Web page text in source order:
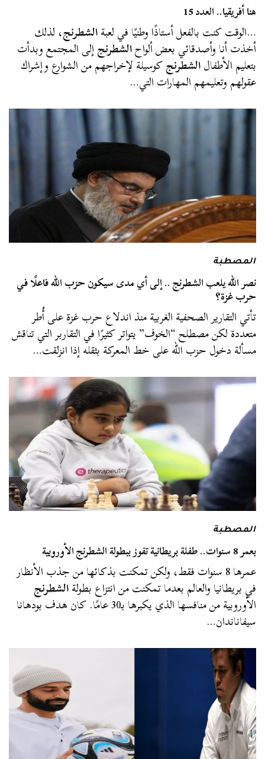
هنا أفريقيا.. العدد 15
…الوقت كنت بالفعل أستاذًا وطنيًا في لعبةالشطرنج، لذلك
أخذت أنا وأصدقائي بعض ألواحالشطرنجإلى المجتمع وبدأت
بتعليم الأطفالالشطرنجكوسيلة لإخراجهم من الشوارع وإشراك
عقولهم وتعليمهم المهارات التي…
المصطبة
نصر الله يلعب الشطرنج .. إلى أي مدى سيكون حزب الله فاعلًا في
حرب غزة؟
تأتي التقارير الصحفية الغربية منذ اندلاع حرب غزة على أُطر
متعددة لكن مصطلح “الخوف” يتواتر كثيرًا في التقاربر التي تناقش
مسألة دخول حزب الله على خط المعركة بثقله إذا انزلقت…
المصطبة
بعمر 8 سنوات.. طفلة بريطانية تفوز ببطولة الشطرنج الأوروبية
عمرها 8 سنوات فقط، ولكن تمكنت بذكائها من جذب الأنظار
في بريطانيا والعالم بعدما تمكنت من انتزاع بطولةالشطرنج
الأوروبية من منافسها الذي يكبرها بـ30 عامًا. كان هدف بودهانا
سيفاناندان…